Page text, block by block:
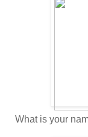
What is your